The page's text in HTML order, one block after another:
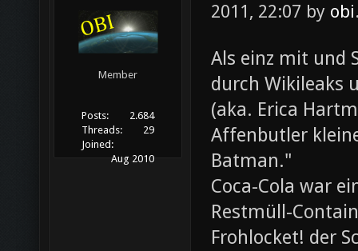
Member
Posts:
2.684
Threads:
29
Joined:
Aug 2010
2011, 22:07 by obi
Als einz mit und
durch Wikileaks
(aka. Erica
Affenbutler
Batman."
Coca-Cola war
Restmüll-
Frohlocket! der